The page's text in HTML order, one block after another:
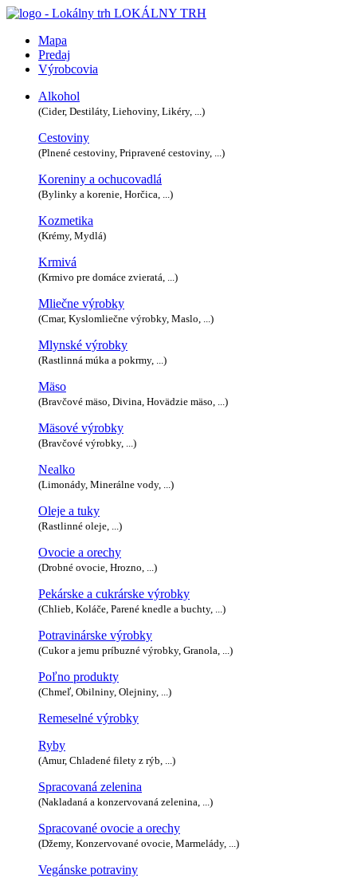
LOKÁLNY TRH
Mapa
Predaj
Výrobcovia
Alkohol
(Cider, Destiláty, Liehoviny, Likéry, ...)
Cestoviny
(Plnené cestoviny, Pripravené cestoviny, ...)
Koreniny a ochucovadlá
(Bylinky a korenie, Horčica, ...)
Kozmetika
(Krémy, Mydlá)
Krmivá
(Krmivo pre domáce zvieratá, ...)
Mliečne výrobky
(Cmar, Kyslomliečne výrobky, Maslo, ...)
Mlynské výrobky
(Rastlinná múka a pokrmy, ...)
Mäso
(Bravčové mäso, Divina, Hovädzie mäso, ...)
Mäsové výrobky
(Bravčové výrobky, ...)
Nealko
(Limonády, Minerálne vody, ...)
Oleje a tuky
(Rastlinné oleje, ...)
Ovocie a orechy
(Drobné ovocie, Hrozno, ...)
Pekárske a cukrárske výrobky
(Chlieb, Koláče, Parené knedle a buchty, ...)
Potravinárske výrobky
(Cukor a jemu príbuzné výrobky, Granola, ...)
Poľno produkty
(Chmeľ, Obilniny, Olejniny, ...)
Remeselné výrobky
Ryby
(Amur, Chladené filety z rýb, ...)
Spracovaná zelenina
(Nakladaná a konzervovaná zelenina, ...)
Spracované ovocie a orechy
(Džemy, Konzervované ovocie, Marmelády, ...)
Vegánske potraviny